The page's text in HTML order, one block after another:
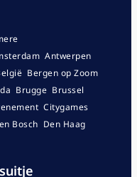
Antwerpen
Bergen op Zoom
Brugge Brussel
Citygames
Bosch Den Haag